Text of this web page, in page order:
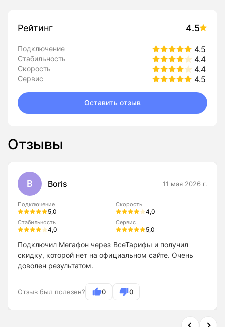
Рейтинг 4.5
Подключение 4.5
Стабильность 4.4
Скорость 4.4
Сервис 4.5
Оставить отзыв
Отзывы
B Boris 11 мая 2026 г.
Подключение
5,0
Скорость
4,0
Стабильность
4,0
Сервис
5,0
Подключил Мегафон через ВсеТарифы и получил
скидку, которой нет на официальном сайте. Очень
доволен результатом.
Отзыв был полезен? 0 0